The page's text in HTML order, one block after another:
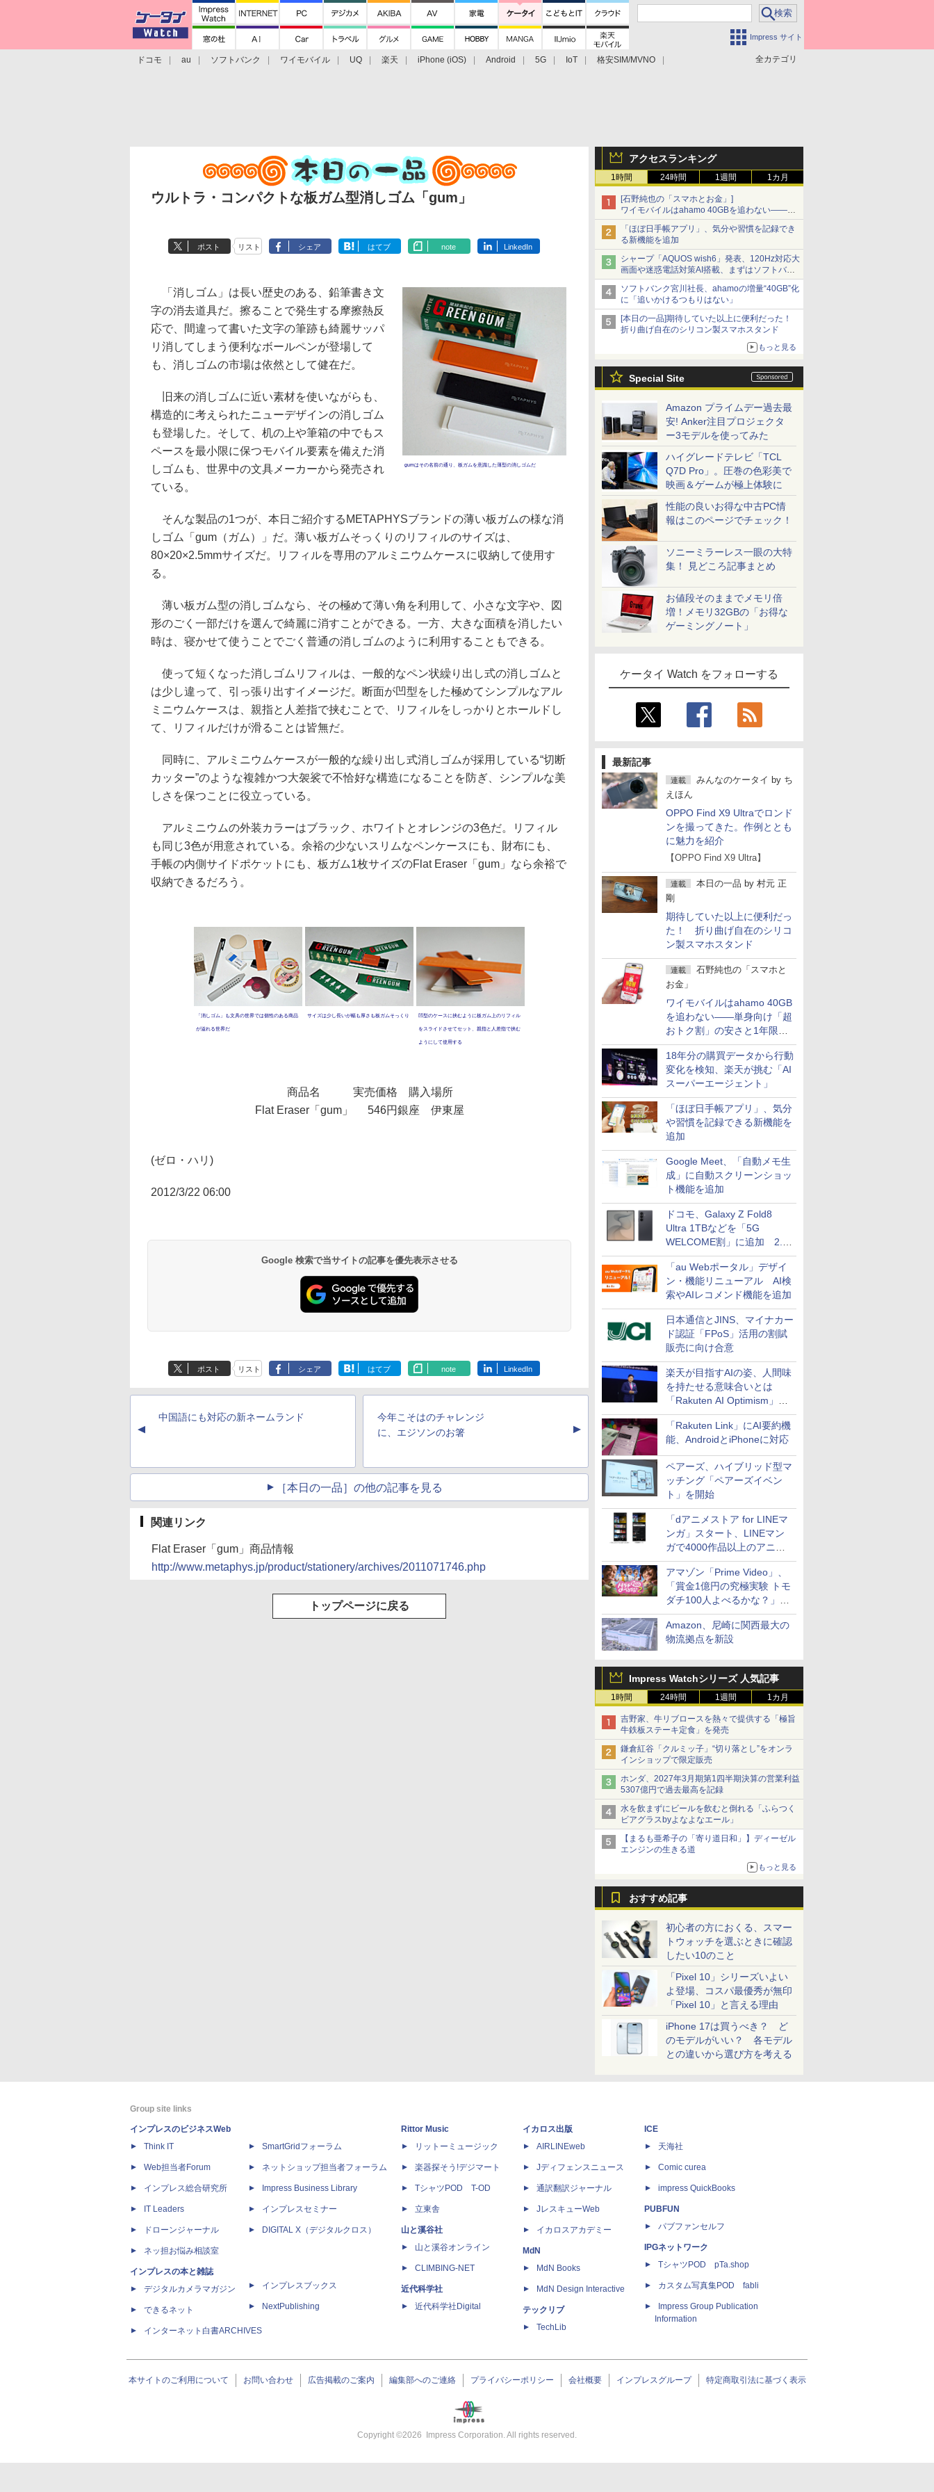
Impress サイト
全カテゴリ
ドコモ au ソフトバンク ワイモバイル UQ 楽天 iPhone (iOS) Android 5G IoT
格安SIM/MVNO
アクセスランキング
1時間 24時間 1週間 1カ月
[石野純也の「スマホとお金」]
ワイモバイルはahamo 40GBを追わない――単
身向け「超おトク割」の安さと1年限定の注意
「ほぼ日手帳アプリ」、気分や習慣を記録でき
る新機能を追加
シャープ「AQUOS wish6」発表、120Hz対応大
画面や迷惑電話対策AI搭載、まずはソフトバン
クの法人向け
ソフトバンク宮川社長、ahamoの増量“40GB”化
に「追いかけるつもりはない」
[本日の一品]期待していた以上に便利だった！
折り曲げ自在のシリコン製スマホスタンド
もっと見る
Special Site
Amazon プライムデー過去最
安! Anker注目プロジェクタ
ー3モデルを使ってみた
ハイグレードテレビ「TCL
Q7D Pro」。圧巻の色彩美で
映画＆ゲームが極上体験に
性能の良いお得な中古PC情
報はこのページでチェック！
ソニーミラーレス一眼の大特
集！ 見どころ記事まとめ
お値段そのままでメモリ倍
増！メモリ32GBの「お得な
ゲーミングノート」
ケータイ Watch をフォローする
最新記事
連載 みんなのケータイ by ち
えほん
OPPO Find X9 Ultraでロンド
ンを撮ってきた。作例ととも
に魅力を紹介
【OPPO Find X9 Ultra】
連載 本日の一品 by 村元 正
剛
期待していた以上に便利だっ
た！ 折り曲げ自在のシリコ
ン製スマホスタンド
連載
石野純也の「スマホと
お金」
ワイモバイルはahamo 40GB
を追わない――単身向け「超
おトク割」の安さと1年限定
の注意点
18年分の購買データから行動
変化を検知、楽天が挑む「AI
スーパーエージェント」
「ほぼ日手帳アプリ」、気分
や習慣を記録できる新機能を
追加
Google Meet、「自動メモ生
成」に自動スクリーンショッ
ト機能を追加
ドコモ、Galaxy Z Fold8
Ultra 1TBなどを「5G
WELCOME割」に追加 2.2
万円引き
「au Webポータル」デザイ
ン・機能リニューアル AI検
索やAIレコメンド機能を追加
日本通信とJINS、マイナカー
ド認証「FPoS」活用の割賦
販売に向け合意
楽天が目指すAIの姿、人間味
を持たせる意味合いとは
「Rakuten AI Optimism」三
木谷氏の基調講演
「Rakuten Link」にAI要約機
能、AndroidとiPhoneに対応
ペアーズ、ハイブリッド型マ
ッチング「ペアーズイベン
ト」を開始
「dアニメストア for LINEマ
ンガ」スタート、LINEマン
ガで4000作品以上のアニメ
見放題
アマゾン「Prime Video」、
「賞金1億円の究極実験 トモ
ダチ100人よべるかな？」シ
ーズン2の参加者公開
Amazon、尼崎に関西最大の
物流拠点を新設
Impress Watchシリーズ 人気記事
1時間 24時間 1週間 1カ月
吉野家、牛リブロースを熱々で提供する「極旨
牛鉄板ステーキ定食」を発売
鎌倉紅谷「クルミッ子」“切り落とし”をオンラ
インショップで限定販売
ホンダ、2027年3月期第1四半期決算の営業利益
5307億円で過去最高を記録
水を飲まずにビールを飲むと倒れる「ふらつく
ビアグラスbyよなよなエール」
【まるも亜希子の「寄り道日和」】ディーゼル
エンジンの生きる道
もっと見る
おすすめ記事
初心者の方におくる、スマー
トウォッチを選ぶときに確認
したい10のこと
「Pixel 10」シリーズいよい
よ登場、コスパ最優秀が無印
「Pixel 10」と言える理由
iPhone 17は買うべき？ ど
のモデルがいい？ 各モデル
との違いから選び方を考える
ウルトラ・コンパクトな板ガム型消しゴム「gum」
ポスト リスト シェア はてブ note LinkedIn
gumはその名前の通り、板ガムを意識した薄型の消しゴムだ
「消しゴム」は長い歴史のある、鉛筆書き文
字の消去道具だ。擦ることで発生する摩擦熱反
応で、間違って書いた文字の筆跡も綺麗サッパ
リ消してしまう便利なボールペンが登場して
も、消しゴムの市場は依然として健在だ。
旧来の消しゴムに近い素材を使いながらも、
構造的に考えられたニューデザインの消しゴム
も登場した。そして、机の上や筆箱の中でもス
ペースを最小限に保つモバイル要素を備えた消
しゴムも、世界中の文具メーカーから発売され
ている。
そんな製品の1つが、本日ご紹介するMETAPHYSブランドの薄い板ガムの様な消
しゴム「gum（ガム）」だ。薄い板ガムそっくりのリフィルのサイズは、
80×20×2.5mmサイズだ。リフィルを専用のアルミニウムケースに収納して使用す
る。
薄い板ガム型の消しゴムなら、その極めて薄い角を利用して、小さな文字や、図
形のごく一部だけを選んで綺麗に消すことができる。一方、大きな面積を消したい
時は、寝かせて使うことでごく普通の消しゴムのように利用することもできる。
使って短くなった消しゴムリフィルは、一般的なペン状繰り出し式の消しゴムと
は少し違って、引っ張り出すイメージだ。断面が凹型をした極めてシンプルなアル
ミニウムケースは、親指と人差指で挟むことで、リフィルをしっかりとホールドし
て、リフィルだけが滑ることは皆無だ。
同時に、アルミニウムケースが一般的な繰り出し式消しゴムが採用している“切断
カッター”のような複雑かつ大袈裟で不恰好な構造になることを防ぎ、シンプルな美
しさを保つことに役立っている。
アルミニウムの外装カラーはブラック、ホワイトとオレンジの3色だ。リフィル
も同じ3色が用意されている。余裕の少ないスリムなペンケースにも、財布にも、
手帳の内側サイドポケットにも、板ガム1枚サイズのFlat Eraser「gum」なら余裕で
収納できるだろう。
「消しゴム」も文具の世界では個性のある商品
が溢れる世界だ
サイズは少し長いが幅も厚さも板ガムそっくり 凹型のケースに挟むように板ガム上のリフィル
をスライドさせてセット、親指と人差指で挟む
ようにして使用する
商品名 実売価格
購入場所
Flat Eraser「gum」
546円銀座 伊東屋
(ゼロ・ハリ)
2012/3/22 06:00
Google 検索で当サイトの記事を優先表示させる
ポスト リスト シェア はてブ note LinkedIn
▲
中国語にも対応の新ネームランド
今年こそはのチャレンジ
に、エジソンのお箸
▲
［本日の一品］の他の記事を見る
関連リンク
Flat Eraser「gum」商品情報
http://www.metaphys.jp/product/stationery/archives/2011071746.php
トップページに戻る
Group site links
インプレスのビジネスWeb
Think IT
Web担当者Forum
インプレス総合研究所
IT Leaders
ドローンジャーナル
ネッ担お悩み相談室
インプレスの本と雑誌
デジタルカメラマガジン
できるネット
インターネット白書ARCHIVES
SmartGridフォーラム
ネットショップ担当者フォーラム
Impress Business Library
インプレスセミナー
DIGITAL X（デジタルクロス）
インプレスブックス
NextPublishing
Rittor Music
リットーミュージック
楽器探そう!デジマート
TシャツPOD T-OD
立東舎
山と溪谷社
山と溪谷オンライン
CLIMBING-NET
近代科学社
近代科学社Digital
イカロス出版
AIRLINEweb
Jディフェンスニュース
通訳翻訳ジャーナル
JレスキューWeb
イカロスアカデミー
MdN
MdN Books
MdN Design Interactive
テックリブ
TechLib
ICE
天海社
Comic curea
impress QuickBooks
PUBFUN
パブファンセルフ
IPGネットワーク
TシャツPOD pTa.shop
カスタム写真集POD fabli
Impress Group Publication
Information
本サイトのご利用について お問い合わせ 広告掲載のご案内 編集部へのご連絡 プライバシーポリシー 会社概要 インプレスグループ 特定商取引法に基づく表示
Copyright ©2026 Impress Corporation. All rights reserved.